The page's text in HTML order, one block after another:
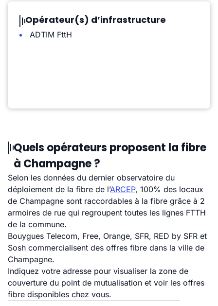
Opérateur(s) d’infrastructure
ADTIM FttH
Quels opérateurs proposent la fibre
à Champagne ?
Selon les données du dernier observatoire du
déploiement de la fibre de l’ARCEP, 100% des locaux
de Champagne sont raccordables à la fibre grâce à 2
armoires de rue qui regroupent toutes les lignes FTTH
de la commune.
Bouygues Telecom, Free, Orange, SFR, RED by SFR et
Sosh commercialisent des offres fibre dans la ville de
Champagne.
Indiquez votre adresse pour visualiser la zone de
couverture du point de mutualisation et voir les offres
fibre disponibles chez vous.